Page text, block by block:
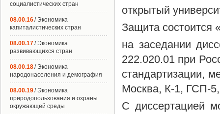
открытый
Защита состоится
на заседании
222.020.01 при
стандартизации,
Москва, К-1, ГСП-
С диссертацией
социалистических стран
08.00.16/ Экономика
капиталистических стран
08.00.17/ Экономика
развивающихся стран
08.00.18/ Экономика
народонаселения и демография
08.00.19/ Экономика
природопользования и охраны
окружающей среды